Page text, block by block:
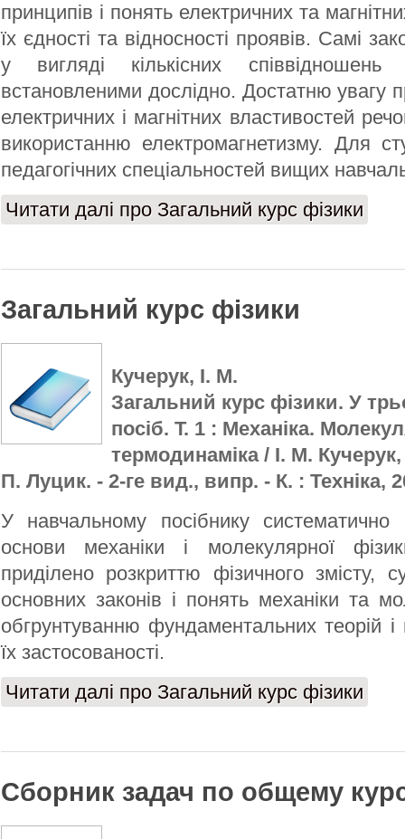
принципів і понять електричних та
їх єдності та відносності проявів. Самі
у вигляді кількісних
встановленими дослідно. Достатню увагу
електричних і магнітних властивостей
використанню електромагнетизму. Для
педагогічних спеціальностей вищих
Читати далі про Загальний курс фізики
Загальний курс фізики
Кучерук, І. М.
Загальний курс фізики. У
посіб. Т. 1 : Механіка.
термодинаміка / І. М.
П. Луцик. - 2-ге вид., випр. - К. : Техніка,
У навчальному посібнику систематично
основи механіки і молекулярної
приділено розкриттю фізичного змісту,
основних законів і понять механіки та
обгрунтуванню фундаментальних теорій
їх застосованості.
Читати далі про Загальний курс фізики
Сборник задач по общему